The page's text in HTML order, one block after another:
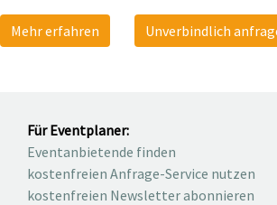
Mehr erfahren Unverbindlich
Für Eventplaner:
Eventanbietende finden
kostenfreien Anfrage-Service nutzen
kostenfreien Newsletter abonnieren